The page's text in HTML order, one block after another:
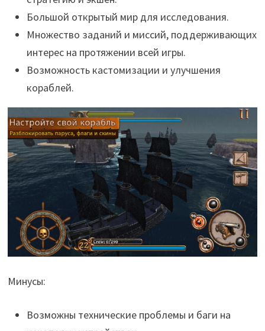
Большой открытый мир для исследования.
Множество заданий и миссий, поддерживающих
интерес на протяжении всей игры.
Возможность кастомизации и улучшения
кораблей.
Минусы:
Возможны технические проблемы и баги на